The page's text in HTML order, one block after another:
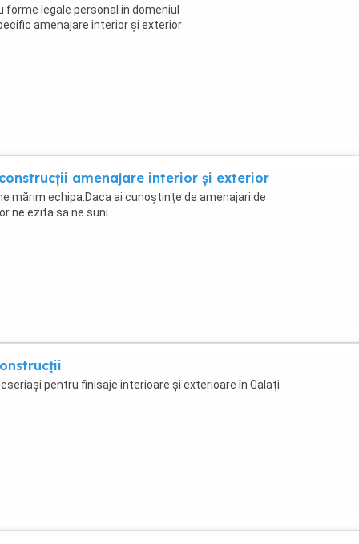
forme legale personal in domeniul
amenajare interior și exterior
amenajare interior și exterior
mărim echipa.Daca ai cunoștințe de amenajari de
ne ezita sa ne suni
pentru finisaje interioare și exterioare în Galați